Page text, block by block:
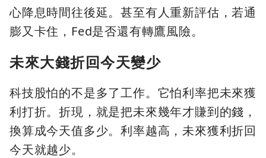
心降息時間往後延。甚至有人重新評估，若通
膨又卡住，Fed是否還有轉鷹風險。
未來大錢折回今天變少
科技股怕的不是多了工作。它怕利率把未來獲
利打折。折現，就是把未來幾年才賺到的錢，
換算成今天值多少。利率越高，未來獲利折回
今天就越少。